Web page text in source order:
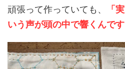
頑張って作っていても、 「
いう声が頭の中で響くんです